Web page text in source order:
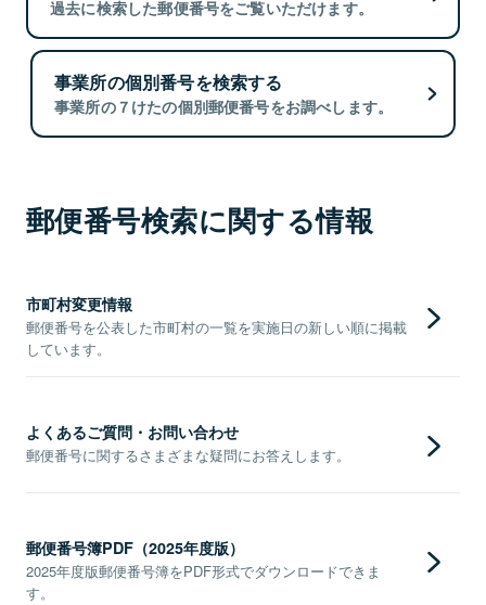
過去に検索した郵便番号をご覧いただけます。
事業所の個別番号を検索する
事業所の７けたの個別郵便番号をお調べします。
郵便番号検索に関する情報
市町村変更情報
郵便番号を公表した市町村の一覧を実施日の新しい順に掲載
しています。
よくあるご質問・お問い合わせ
郵便番号に関するさまざまな疑問にお答えします。
郵便番号簿PDF（2025年度版）
2025年度版郵便番号簿をPDF形式でダウンロードできま
す。